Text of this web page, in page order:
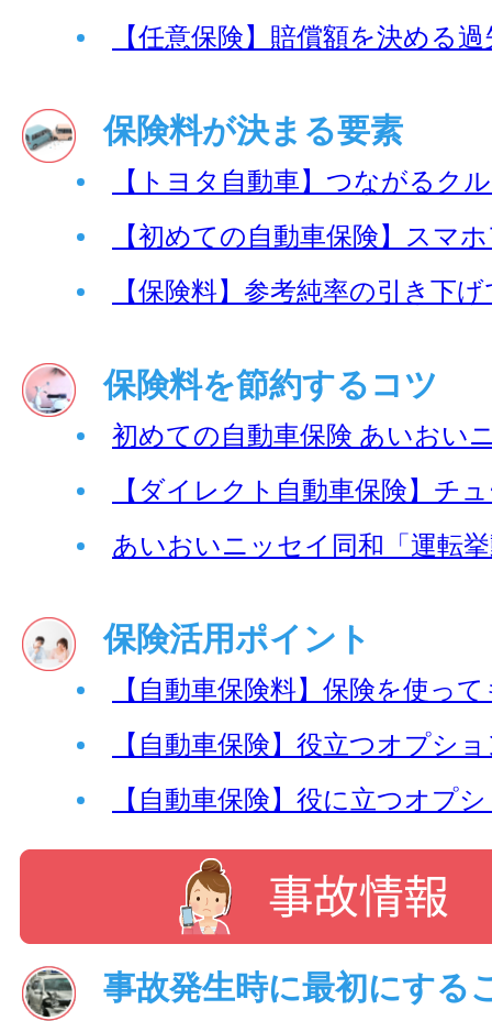
【任意保険】賠償額を決める
保険料が決まる要素
【トヨタ自動車】つながるク
【初めての自動車保険】スマ
【保険料】参考純率の引き下
保険料を節約するコツ
初めての自動車保険 あいおい
【ダイレクト自動車保険】チ
あいおいニッセイ同和「運転
保険活用ポイント
【自動車保険料】保険を使っ
【自動車保険】役立つオプシ
【自動車保険】役に立つオプ
事故発生時に最初にする